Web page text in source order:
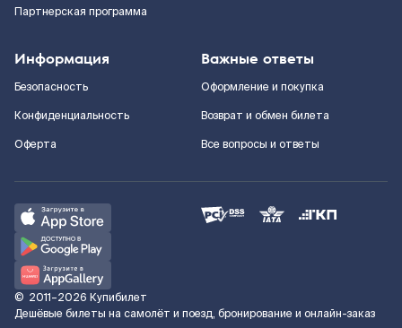
Партнерская программа
Информация
Безопасность
Конфиденциальность
Оферта
Важные ответы
Оформление и покупка
Возврат и обмен билета
Все вопросы и ответы
© 2011–2026 Купибилет
Дешёвые билеты на самолёт и поезд, бронирование и онлайн-заказ